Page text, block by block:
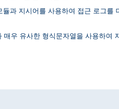
듈과 지시어를 사용하여 접근 로그를
우 유사한 형식문자열을 사용하여